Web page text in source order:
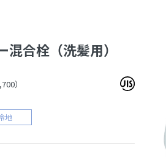
合栓（洗髪用）
）
地